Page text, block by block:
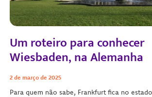
Um roteiro para conhecer
Wiesbaden, na Alemanha
2 de março de 2025
Para quem não sabe, Frankfurt fica no